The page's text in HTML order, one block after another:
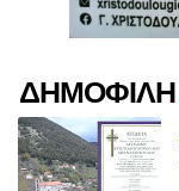
ΔΗΜΟΦΙΛΗ